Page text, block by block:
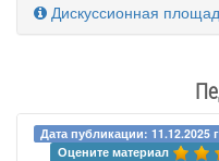
Дискуссионная
Дата публикации: 11.12.2025
Оцените материал